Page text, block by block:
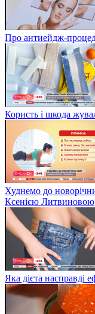
Про антиейдж-
Користь і шкода
Худнемо до
Ксенією Литвиновою
Яка дієта насправді